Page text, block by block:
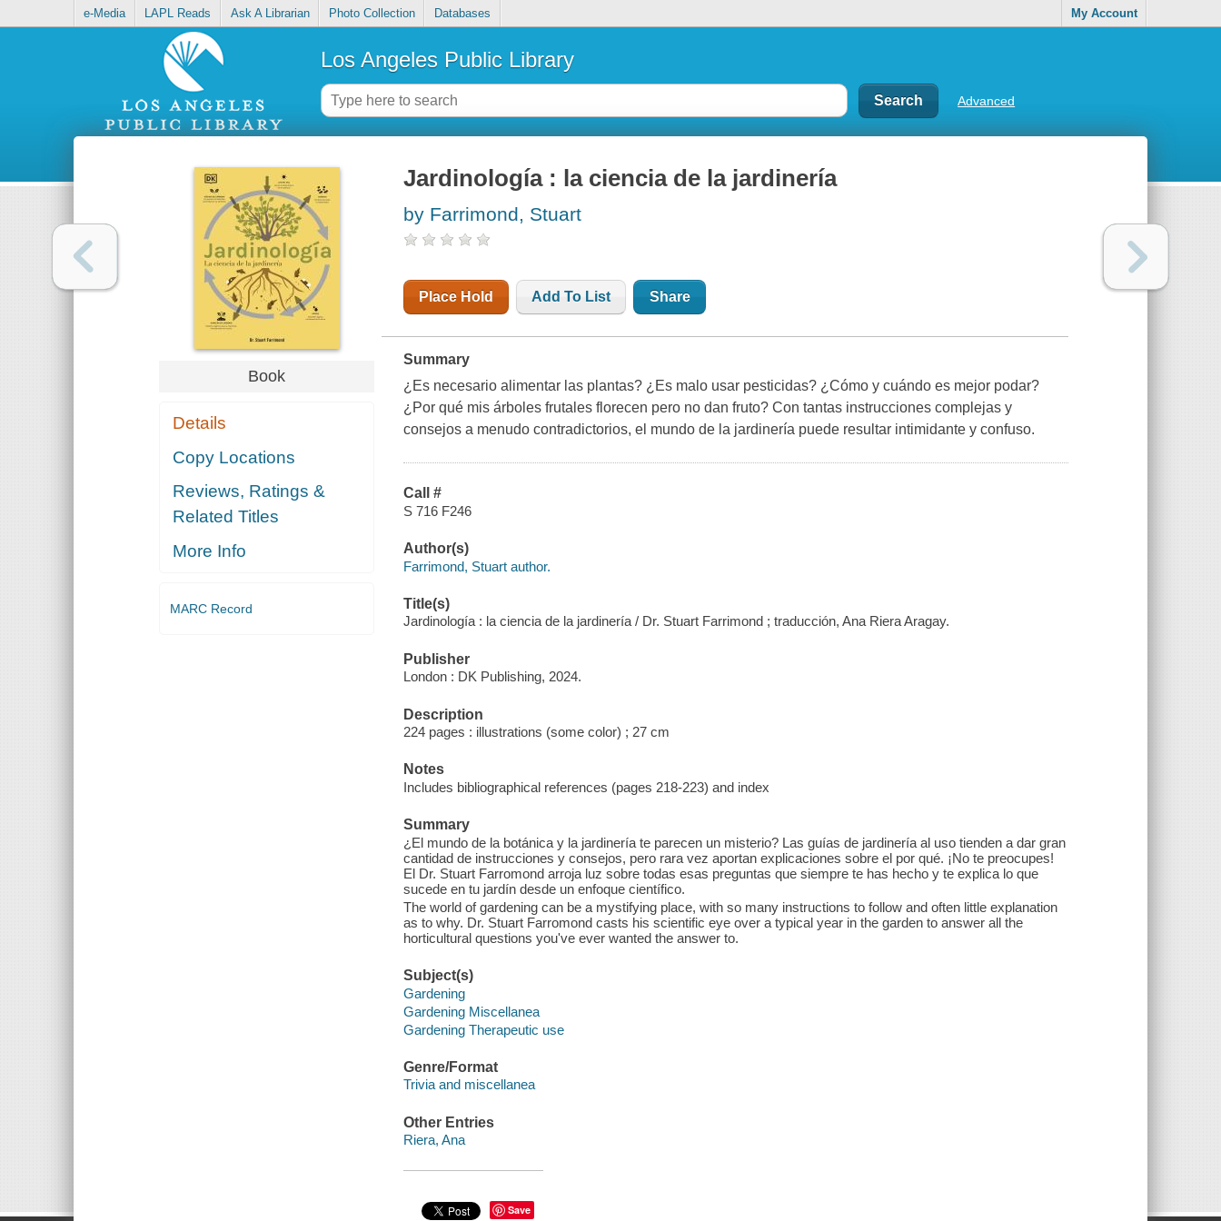
e-Media LAPL Reads Ask A Librarian Photo Collection Databases My Account
Los Angeles Public Library
Advanced
Book
Details
Copy Locations
Reviews, Ratings &
Related Titles
More Info
MARC Record
Jardinología : la ciencia de la jardinería
by Farrimond, Stuart
Place Hold Add To List Share
Summary
¿Es necesario alimentar las plantas? ¿Es malo usar pesticidas? ¿Cómo y cuándo es mejor podar?
¿Por qué mis árboles frutales florecen pero no dan fruto? Con tantas instrucciones complejas y
consejos a menudo contradictorios, el mundo de la jardinería puede resultar intimidante y confuso.
Call #
S 716 F246
Author(s)
Farrimond, Stuart author.
Title(s)
Jardinología : la ciencia de la jardinería / Dr. Stuart Farrimond ; traducción, Ana Riera Aragay.
Publisher
London : DK Publishing, 2024.
Description
224 pages : illustrations (some color) ; 27 cm
Notes
Includes bibliographical references (pages 218-223) and index
Summary
¿El mundo de la botánica y la jardinería te parecen un misterio? Las guías de jardinería al uso tienden a dar gran
cantidad de instrucciones y consejos, pero rara vez aportan explicaciones sobre el por qué. ¡No te preocupes!
El Dr. Stuart Farromond arroja luz sobre todas esas preguntas que siempre te has hecho y te explica lo que
sucede en tu jardín desde un enfoque científico.
The world of gardening can be a mystifying place, with so many instructions to follow and often little explanation
as to why. Dr. Stuart Farromond casts his scientific eye over a typical year in the garden to answer all the
horticultural questions you've ever wanted the answer to.
Subject(s)
Gardening
Gardening Miscellanea
Gardening Therapeutic use
Genre/Format
Trivia and miscellanea
Other Entries
Riera, Ana
Save